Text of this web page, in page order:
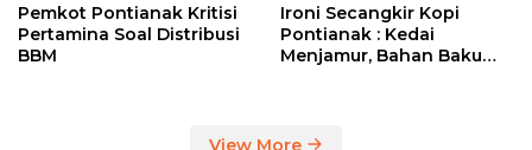
Pemkot Pontianak Kritisi
Pertamina Soal Distribusi
BBM
Ironi Secangkir Kopi
Pontianak : Kedai
Menjamur, Bahan Baku
View More